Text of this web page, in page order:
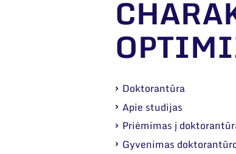
Doktorantūra
Apie studijas
Priėmimas į
Gyvenimas